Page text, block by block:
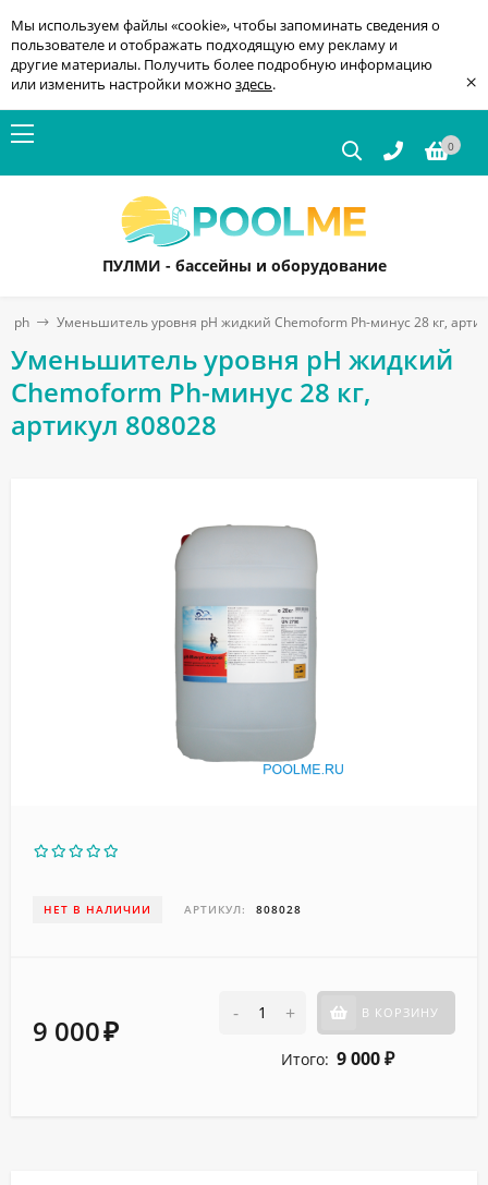
Мы используем файлы «cookie», чтобы запоминать сведения о
пользователе и отображать подходящую ему рекламу и
другие материалы. Получить более подробную информацию
или изменить настройки можно здесь. ×
0
ПУЛМИ - бассейны и оборудование
ph Уменьшитель уровня pH жидкий Chemoform Ph-минус 28 кг,
Уменьшитель уровня pH жидкий
Chemoform Ph-минус 28 кг,
артикул 808028
НЕТ В НАЛИЧИИ АРТИКУЛ: 808028
9 000₽
- + В КОРЗИНУ
Итого: 9 000 ₽